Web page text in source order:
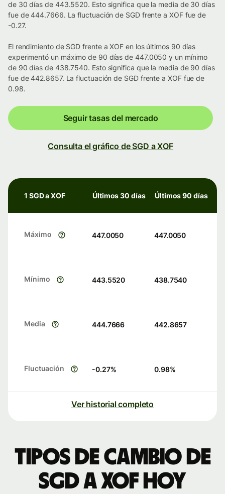
de 30 días de 443.5520. Esto significa que la media de 30 días
fue de 444.7666. La fluctuación de SGD frente a XOF fue de
-0.27.
El rendimiento de SGD frente a XOF en los últimos 90 días
experimentó un máximo de 90 días de 447.0050 y un mínimo
de 90 días de 438.7540. Esto significa que la media de 90 días
fue de 442.8657. La fluctuación de SGD frente a XOF fue de
0.98.
Seguir tasas del mercado
Consulta el gráfico de SGD a XOF
1 SGD a XOF Últimos 30 días Últimos 90 días
Máximo 447.0050 447.0050
Mínimo 443.5520 438.7540
Media 444.7666 442.8657
Fluctuación -0.27% 0.98%
Ver historial completo
Tipos de cambio de
SGD a XOF hoy